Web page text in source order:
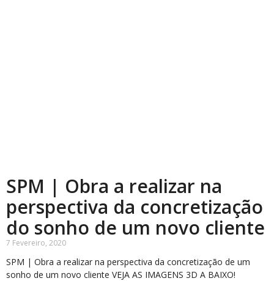
SPM | Obra a realizar na
perspectiva da concretização
do sonho de um novo cliente
7 Fevereiro, 2020
SPM | Obra a realizar na perspectiva da concretização de um
sonho de um novo cliente VEJA AS IMAGENS 3D A BAIXO!